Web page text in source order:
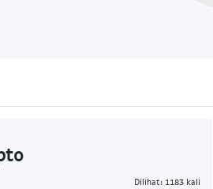
Dilihat: 1183 kali